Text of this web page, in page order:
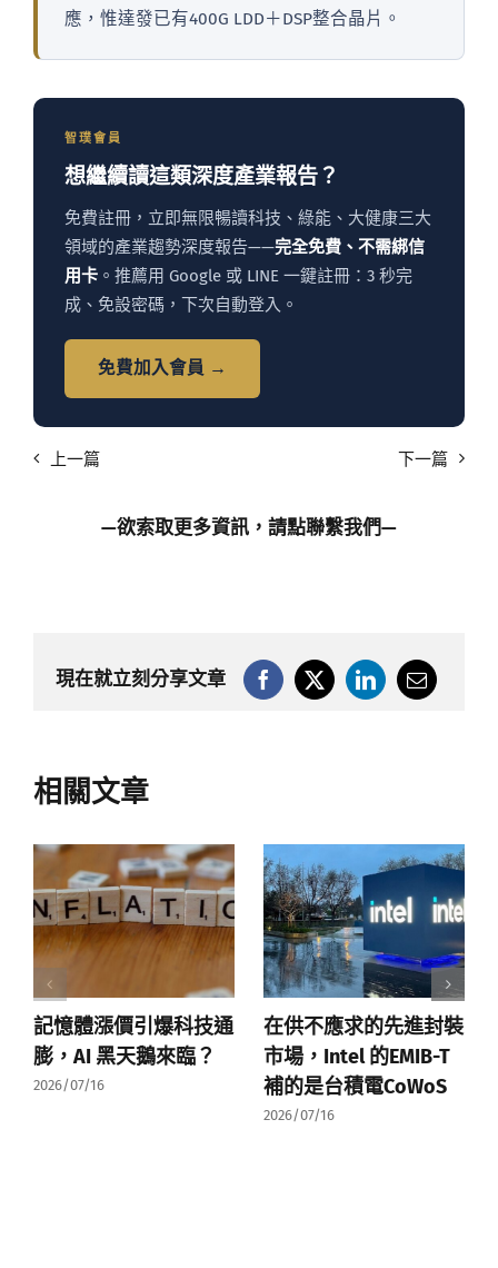
應，惟達發已有400G LDD＋DSP整合晶片。
智璞會員
想繼續讀這類深度產業報告？
免費註冊，立即無限暢讀科技、綠能、大健康三大
領域的產業趨勢深度報告——完全免費、不需綁信
用卡。推薦用 Google 或 LINE 一鍵註冊：3 秒完
成、免設密碼，下次自動登入。
免費加入會員 →
上一篇 下一篇
—欲索取更多資訊，請點聯繫我們—
現在就立刻分享文章
相關文章
記憶體漲價引爆科技通
膨，AI 黑天鵝來臨？
2026/07/16
在供不應求的先進封裝
市場，Intel 的EMIB-T
補的是台積電CoWoS
2026/07/16